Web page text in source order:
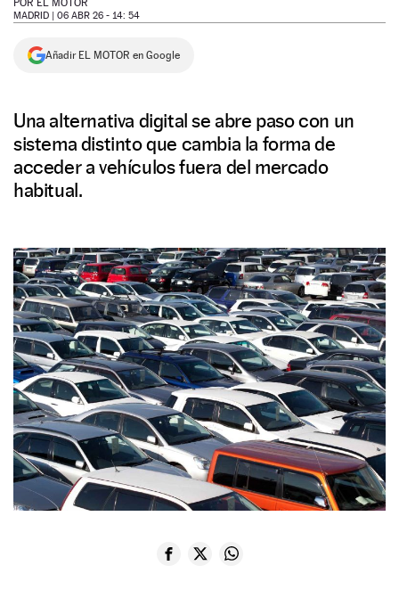
NEWSLETTER
POR EL MOTOR
MADRID | 06 ABR 26 - 14: 54
Añadir EL MOTOR en Google
Una alternativa digital se abre paso con un
sistema distinto que cambia la forma de
acceder a vehículos fuera del mercado
habitual.